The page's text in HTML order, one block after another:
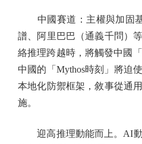
中國賽道：主權與加固基
譜、阿里巴巴（通義千問）
絡推理跨越時，將觸發中國
中國的「Mythos時刻」將迫
本地化防禦框架，敘事從通
施。
迎高推理動能而上。AI動